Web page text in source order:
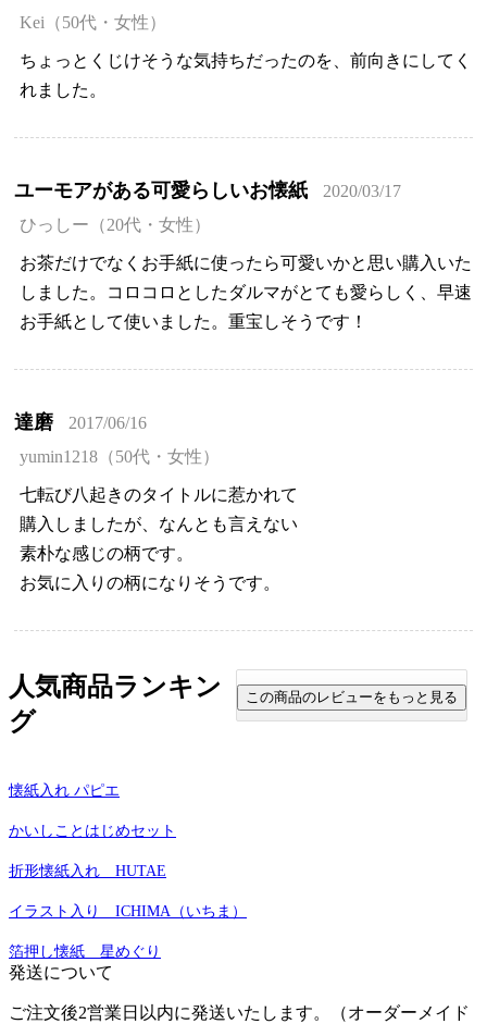
Kei（50代・女性）
ちょっとくじけそうな気持ちだったのを、前向きにしてく
れました。
ユーモアがある可愛らしいお懐紙
2020/03/17
ひっしー（20代・女性）
お茶だけでなくお手紙に使ったら可愛いかと思い購入いた
しました。コロコロとしたダルマがとても愛らしく、早速
お手紙として使いました。重宝しそうです！
達磨
2017/06/16
yumin1218（50代・女性）
七転び八起きのタイトルに惹かれて
購入しましたが、なんとも言えない
素朴な感じの柄です。
お気に入りの柄になりそうです。
人気商品ランキン
グ
懐紙入れ パピエ
かいしことはじめセット
折形懐紙入れ HUTAE
イラスト入り ICHIMA（いちま）
箔押し懐紙 星めぐり
発送について
ご注文後2営業日以内に発送いたします。（オーダーメイド